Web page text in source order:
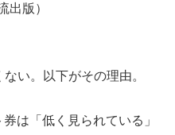
出版）
い。以下がその理由。
は「低く見られている」